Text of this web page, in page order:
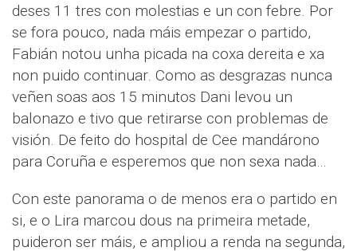
deses 11 tres con molestias e un con febre. Por
se fora pouco, nada máis empezar o partido,
Fabián notou unha picada na coxa dereita e xa
non puido continuar. Como as desgrazas nunca
veñen soas aos 15 minutos Dani levou un
balonazo e tivo que retirarse con problemas de
visión. De feito do hospital de Cee mandárono
para Coruña e esperemos que non sexa nada…
Con este panorama o de menos era o partido en
si, e o Lira marcou dous na primeira metade,
puideron ser máis, e ampliou a renda na segunda,